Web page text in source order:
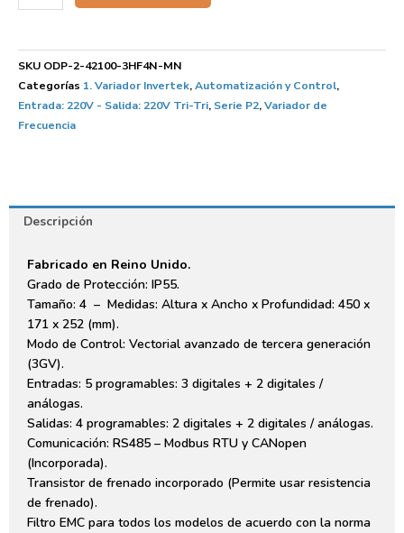
SKU ODP-2-42100-3HF4N-MN
Categorías 1. Variador Invertek,Automatización y Control,
Entrada: 220V - Salida: 220V Tri-Tri, Serie P2,Variador de
Frecuencia
Descripción
Fabricado en Reino Unido.
Grado de Protección: IP55.
Tamaño: 4 – Medidas: Altura x Ancho x Profundidad: 450 x
171 x 252 (mm).
Modo de Control: Vectorial avanzado de tercera generación
(3GV).
Entradas: 5 programables: 3 digitales + 2 digitales /
análogas.
Salidas: 4 programables: 2 digitales + 2 digitales / análogas.
Comunicación: RS485 – Modbus RTU y CANopen
(Incorporada).
Transistor de frenado incorporado (Permite usar resistencia
de frenado).
Filtro EMC para todos los modelos de acuerdo con la norma